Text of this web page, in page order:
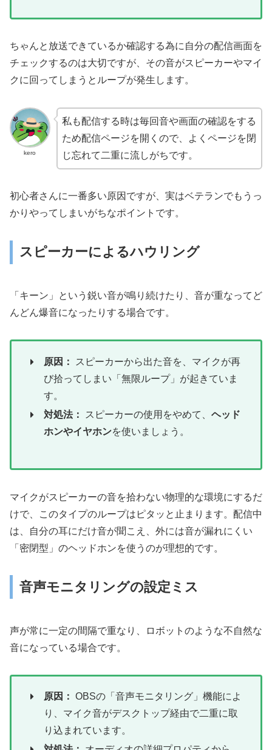
ちゃんと放送できているか確認する為に自分の配信画面を
チェックするのは大切ですが、その音がスピーカーやマイ
クに回ってしまうとループが発生します。
kero
私も配信する時は毎回音や画面の確認をする
ため配信ページを開くので、よくページを閉
じ忘れて二重に流しがちです。
初心者さんに一番多い原因ですが、実はベテランでもうっ
かりやってしまいがちなポイントです。
スピーカーによるハウリング
「キーン」という鋭い音が鳴り続けたり、音が重なってど
んどん爆音になったりする場合です。
原因：
スピーカーから出た音を、マイクが再
び拾ってしまい「無限ループ」が起きていま
す。
対処法：
スピーカーの使用をやめて、ヘッド
ホンやイヤホンを使いましょう。
マイクがスピーカーの音を拾わない物理的な環境にするだ
けで、このタイプのループはピタッと止まります。配信中
は、自分の耳にだけ音が聞こえ、外には音が漏れにくい
「密閉型」のヘッドホンを使うのが理想的です。
音声モニタリングの設定ミス
声が常に一定の間隔で重なり、ロボットのような不自然な
音になっている場合です。
原因： OBSの「音声モニタリング」機能によ
り、マイク音がデスクトップ経由で二重に取
り込まれています。